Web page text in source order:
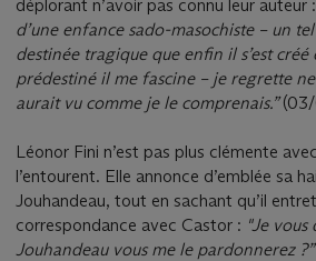
déplorant n’avoir pas connu leur auteur :
d’une enfance sado-masochiste – un
destinée tragique que enfin il s’est
prédestiné il me fascine – je regrette
aurait vu comme je le comprenais.”
Léonor Fini n’est pas plus clémente
l’entourent. Elle annonce d’emblée sa
Jouhandeau, tout en sachant qu’il
correspondance avec Castor : "Je
Jouhandeau vous me le pardonnerez ?”